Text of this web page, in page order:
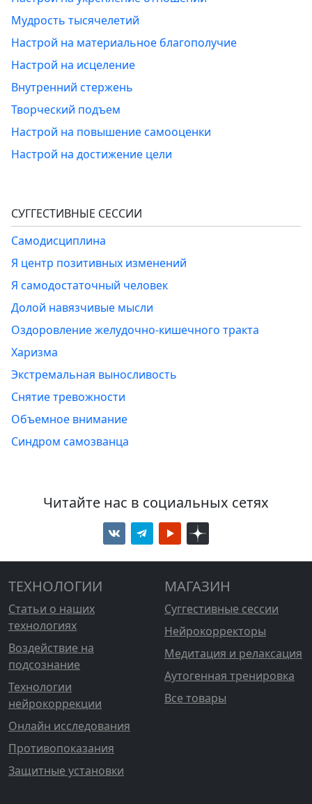
Мудрость тысячелетий
Настрой на материальное благополучие
Настрой на исцеление
Внутренний стержень
Творческий подъем
Настрой на повышение самооценки
Настрой на достижение цели
СУГГЕСТИВНЫЕ СЕССИИ
Самодисциплина
Я центр позитивных изменений
Я самодостаточный человек
Долой навязчивые мысли
Оздоровление желудочно-кишечного тракта
Харизма
Экстремальная выносливость
Снятие тревожности
Объемное внимание
Синдром самозванца
Читайте нас в социальных сетях
ТЕХНОЛОГИИ
Статьи о наших
технологиях
Воздействие на
подсознание
Технологии
нейрокоррекции
Онлайн исследования
Противопоказания
Защитные установки
МАГАЗИН
Суггестивные сессии
Нейрокорректоры
Медитация и релаксация
Аутогенная тренировка
Все товары